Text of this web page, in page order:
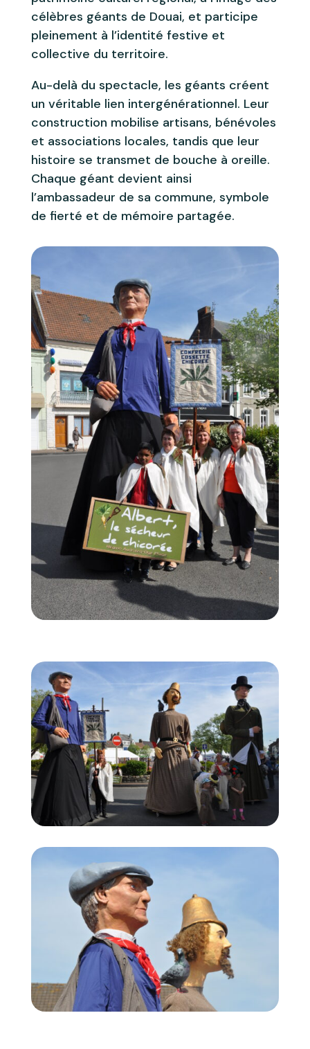
célèbres géants de Douai, et participe
pleinement à l’identité festive et
collective du territoire.
Au-delà du spectacle, les géants créent
un véritable lien intergénérationnel. Leur
construction mobilise artisans, bénévoles
et associations locales, tandis que leur
histoire se transmet de bouche à oreille.
Chaque géant devient ainsi
l’ambassadeur de sa commune, symbole
de fierté et de mémoire partagée.